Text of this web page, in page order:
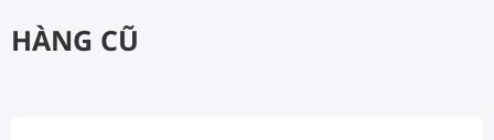
HÀNG CŨ